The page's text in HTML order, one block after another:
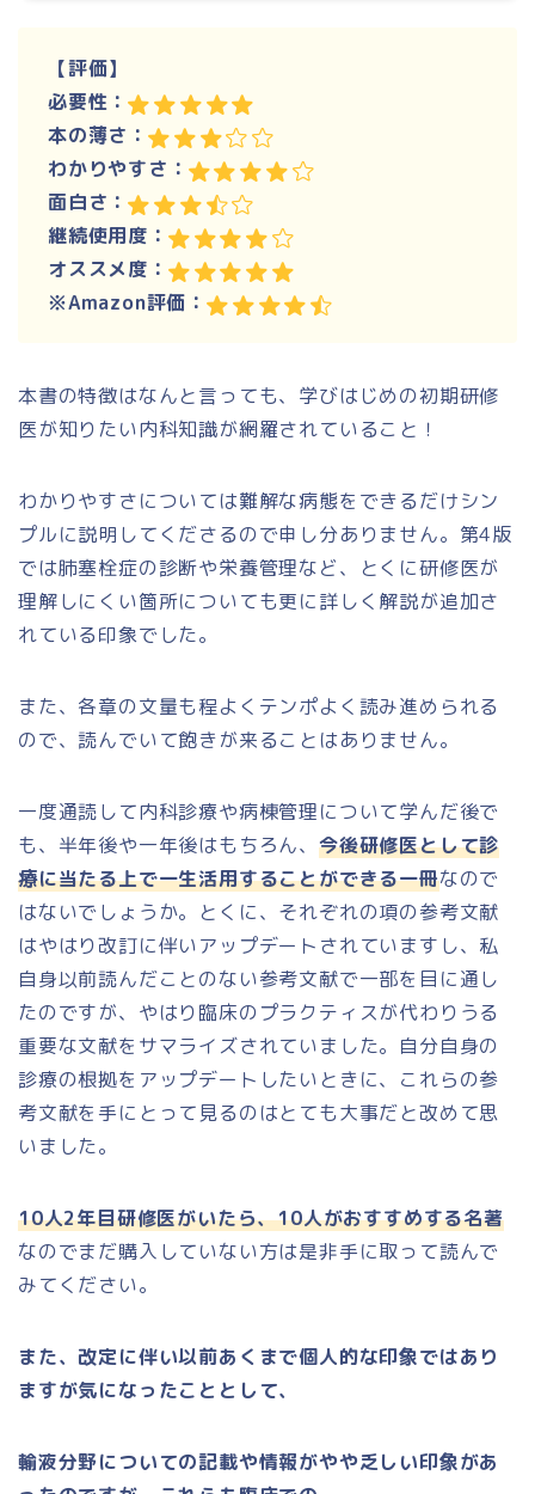
【評価】
必要性：
本の薄さ：
わかりやすさ：
面白さ：
継続使用度：
オススメ度：
※Amazon評価：
本書の特徴はなんと言っても、学びはじめの初期研修
医が知りたい内科知識が網羅されていること！
わかりやすさについては難解な病態をできるだけシン
プルに説明してくださるので申し分ありません。第4版
では肺塞栓症の診断や栄養管理など、とくに研修医が
理解しにくい箇所についても更に詳しく解説が追加さ
れている印象でした。
また、各章の文量も程よくテンポよく読み進められる
ので、読んでいて飽きが来ることはありません。
一度通読して内科診療や病棟管理について学んだ後で
も、半年後や一年後はもちろん、 今後研修医として診
療に当たる上で一生活用することができる一冊なので
はないでしょうか。とくに、それぞれの項の参考文献
はやはり改訂に伴いアップデートされていますし、私
自身以前読んだことのない参考文献で一部を目に通し
たのですが、やはり臨床のプラクティスが代わりうる
重要な文献をサマライズされていました。自分自身の
診療の根拠をアップデートしたいときに、これらの参
考文献を手にとって見るのはとても大事だと改めて思
いました。
10人2年目研修医がいたら、10人がおすすめする名著
なのでまだ購入していない方は是非手に取って読んで
みてください。
また、改定に伴い以前あくまで個人的な印象ではあり
ますが気になったこととして、
輸液分野についての記載や情報がやや乏しい印象があ